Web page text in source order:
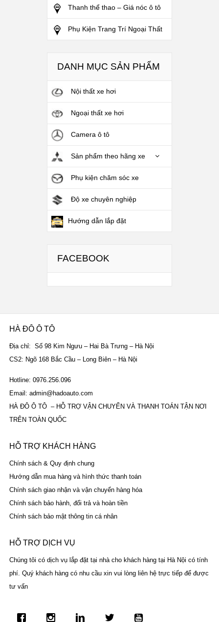
Thanh thể thao – Giá nóc ô tô
Phụ Kiện Trang Trí Ngoại Thất
DANH MỤC SẢN PHẨM
Nội thất xe hơi
Ngoại thất xe hơi
Camera ô tô
Sản phẩm theo hãng xe
Phụ kiện chăm sóc xe
Độ xe chuyên nghiệp
Hướng dẫn lắp đặt
FACEBOOK
HÀ ĐÔ Ô TÔ
Địa chỉ: Số 98 Kim Ngưu – Hai Bà Trưng – Hà Nội
CS2: Ngõ 168 Bắc Cầu – Long Biên – Hà Nội
Hotline: 0976.256.096
Email: admin@hadoauto.com
HÀ ĐÔ Ô TÔ – HỖ TRỢ VẬN CHUYỂN VÀ THANH TOÁN TẬN NƠI
TRÊN TOÀN QUỐC
HỖ TRỢ KHÁCH HÀNG
Chính sách & Quy định chung
Hướng dẫn mua hàng và hình thức thanh toán
Chính sách giao nhận và vận chuyển hàng hóa
Chính sách bảo hành, đổi trả và hoàn tiền
Chính sách bảo mật thông tin cá nhân
HỖ TRỢ DỊCH VỤ
Chúng tôi có dịch vụ lắp đặt tại nhà cho khách hàng tại Hà Nội có tính
phí. Quý khách hàng có nhu cầu xin vui lòng liên hệ trực tiếp để được
tư vấn